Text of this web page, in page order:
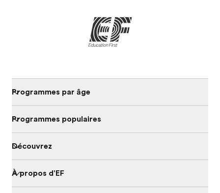
Programmes par âge
Programmes populaires
Découvrez
À propos d'EF